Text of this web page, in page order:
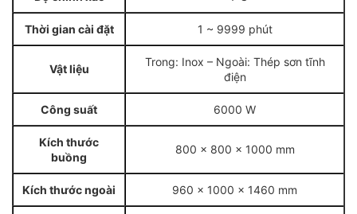
Thời gian cài đặt 1 ~ 9999 phút
Vật liệu
Trong: Inox – Ngoài: Thép sơn tĩnh
điện
Công suất 6000 W
Kích thước
buồng
800 x 800 x 1000 mm
Kích thước ngoài 960 x 1000 x 1460 mm